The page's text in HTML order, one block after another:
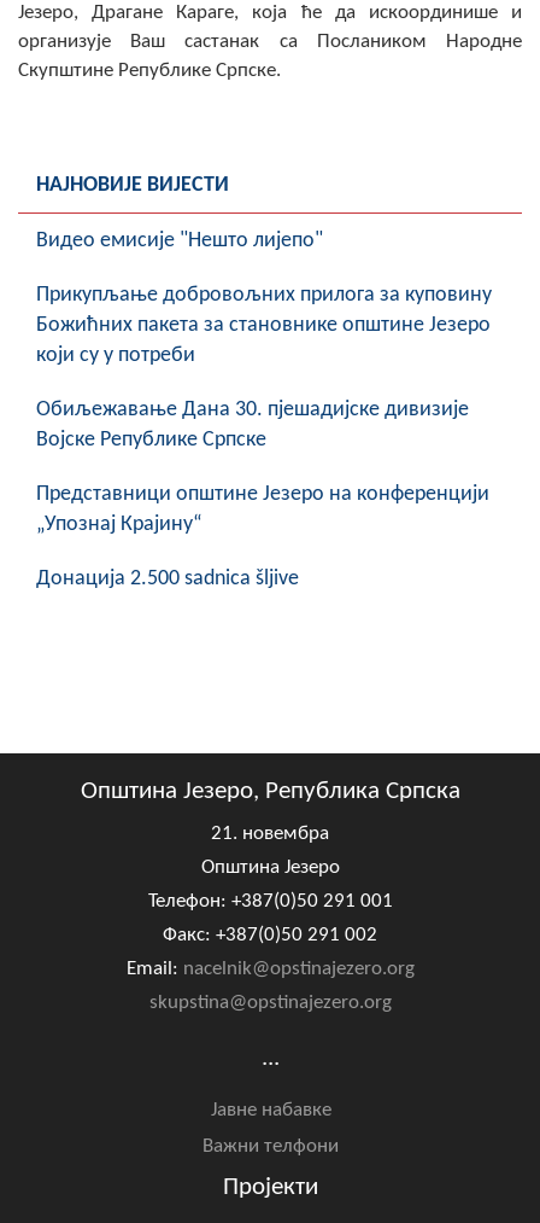
Обавјештења
Геоистраживања
ПРИВРЕДА
Пољопривреда
Туризам
ЦИВИЛНА ЗАШТИТА
КОНТАКТ
Језеро, Драгане Караге, која ће да искоординише и
организује Ваш састанак са Послаником Народне
Скупштине Републике Српске.
НАЈНОВИЈЕ ВИЈЕСТИ
Видео емисије "Нешто лијепо"
Прикупљање добровољних прилога за куповину
Божићних пакета за становнике општине Језеро
који су у потреби
Обиљежавање Данa 30. пјешадијске дивизије
Војске Републике Српске
Представници општине Језеро на конференцији
„Упознај Крајину“
Донација 2.500 sadnica šljive
Општина Језеро, Република Српска
21. новембра
Општина Језеро
Телефон: +387(0)50 291 001
Факс: +387(0)50 291 002
Email: nacelnik@opstinajezero.org
skupstina@opstinajezero.org
...
Јавне набавке
Важни телфони
Пројекти